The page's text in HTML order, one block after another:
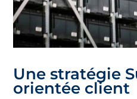
Une stratégie
orientée client